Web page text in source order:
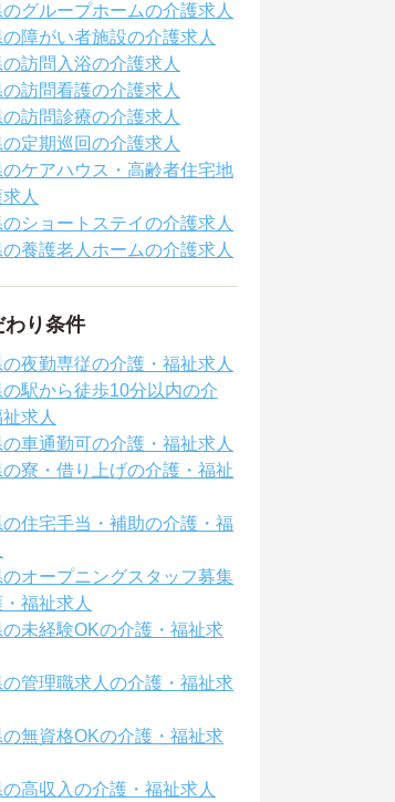
グループホームの介護求人
障がい者施設の介護求人
訪問入浴の介護求人
訪問看護の介護求人
訪問診療の介護求人
定期巡回の介護求人
ケアハウス・高齢者住宅地
人
ショートステイの介護求人
養護老人ホームの介護求人
わり条件
夜勤専従の介護・福祉求人
駅から徒歩10分以内の介
求人
車通勤可の介護・福祉求人
寮・借り上げの介護・福祉
住宅手当・補助の介護・福
オープニングスタッフ募集
福祉求人
未経験OKの介護・福祉求
管理職求人の介護・福祉求
無資格OKの介護・福祉求
高収入の介護・福祉求人